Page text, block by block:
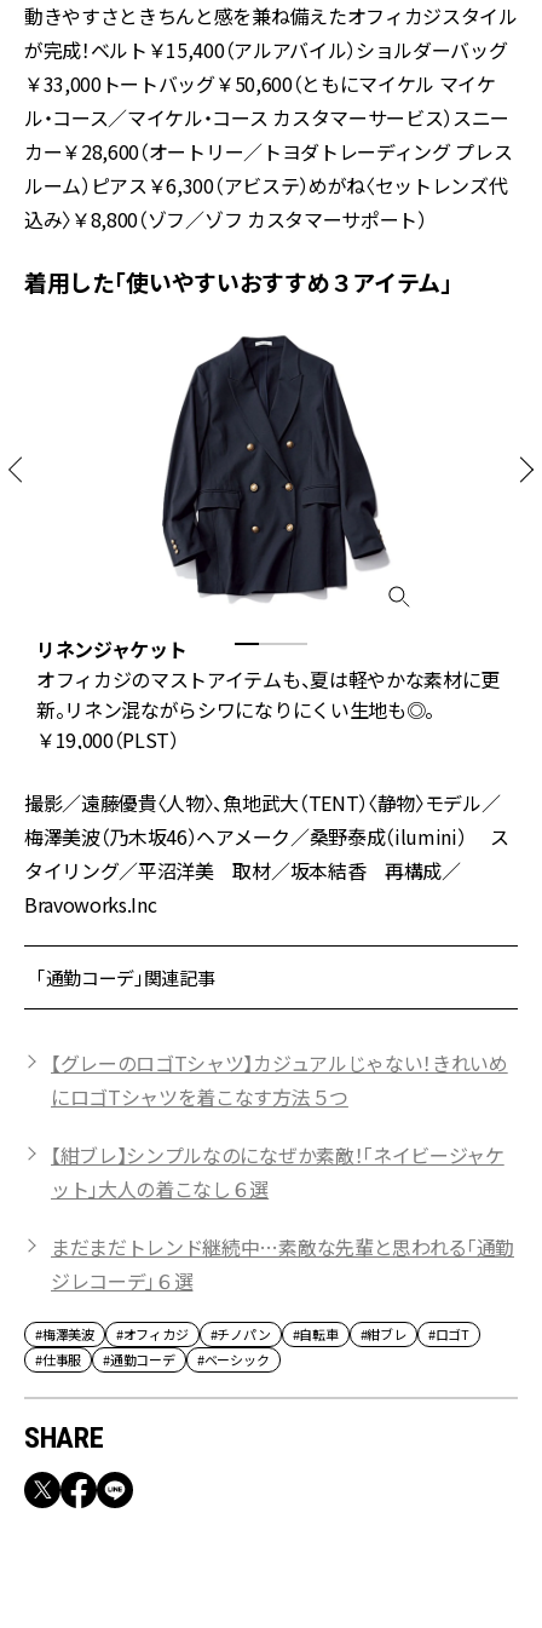
動きやすさときちんと感を兼ね備えたオフィカジスタイル
が完成！ベルト￥15,400（アルアバイル）ショルダーバッグ
￥33,000トートバッグ￥50,600（ともにマイケル マイケ
ル・コース／マイケル・コース カスタマーサービス）スニー
カー￥28,600（オートリー／トヨダトレーディング プレス
ルーム）ピアス￥6,300（アビステ）めがね〈セットレンズ代
込み〉￥8,800（ゾフ／ゾフ カスタマーサポート）
着用した「使いやすいおすすめ３アイテム」
リネンジャケット
オフィカジのマストアイテムも、夏は軽やかな素材に更
新。リネン混ながらシワになりにくい生地も◎。
￥19,000（PLST）
撮影／遠藤優貴〈人物〉、魚地武大（TENT）〈静物〉モデル／
梅澤美波（乃木坂46）ヘアメーク／桑野泰成（ilumini） ス
タイリング／平沼洋美 取材／坂本結香 再構成／
Bravoworks.Inc
「通勤コーデ」関連記事
【グレーのロゴTシャツ】カジュアルじゃない！きれいめ
にロゴTシャツを着こなす方法５つ
【紺ブレ】シンプルなのになぜか素敵！「ネイビージャケ
ット」大人の着こなし６選
まだまだトレンド継続中…素敵な先輩と思われる「通勤
ジレコーデ」６選
#梅澤美波 #オフィカジ #チノパン #自転車 #紺ブレ
#ロゴT
#仕事服
#通勤コーデ #ベーシック
SHARE